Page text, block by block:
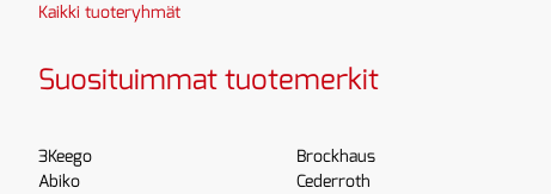
Kaikki tuoteryhmät
Suosituimmat tuotemerkit
3Keego
Abiko
Brockhaus
Cederroth